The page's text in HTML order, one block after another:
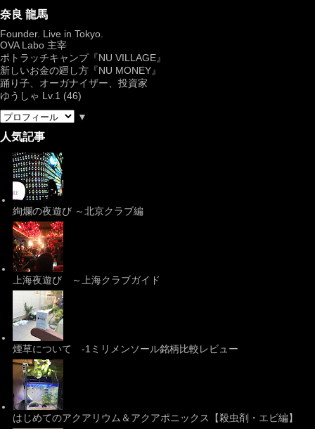
奈良 龍馬
Founder. Live in Tokyo.
OVA Labo 主宰
ポトラッチキャンプ『NU VILLAGE』
新しいお金の廻し方『NU MONEY』
踊り子、オーガナイザー、投資家
ゆうしゃ Lv.1 (46)
▼
人気記事
絢爛の夜遊び ～北京クラブ編
上海夜遊び ～上海クラブガイド
煙草について -1ミリメンソール銘柄比較レビュー
はじめてのアクアリウム＆アクアポニックス【殺虫剤・エビ編】